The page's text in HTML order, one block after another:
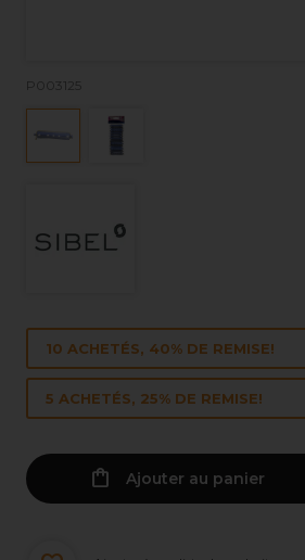
P003125
10 ACHETÉS, 40% DE REMISE!
5 ACHETÉS, 25% DE REMISE!
Ajouter au panier